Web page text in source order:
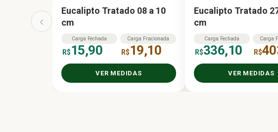
‹
Eucalipto Tratado 08 a 10
cm
Carga Fechada
R$15,90
Carga Fracionada
R$19,10
VER MEDIDAS
Eucalipto Tratado
cm
Carga Fechada
R$336,10
Carga
R$
VER MEDIDAS